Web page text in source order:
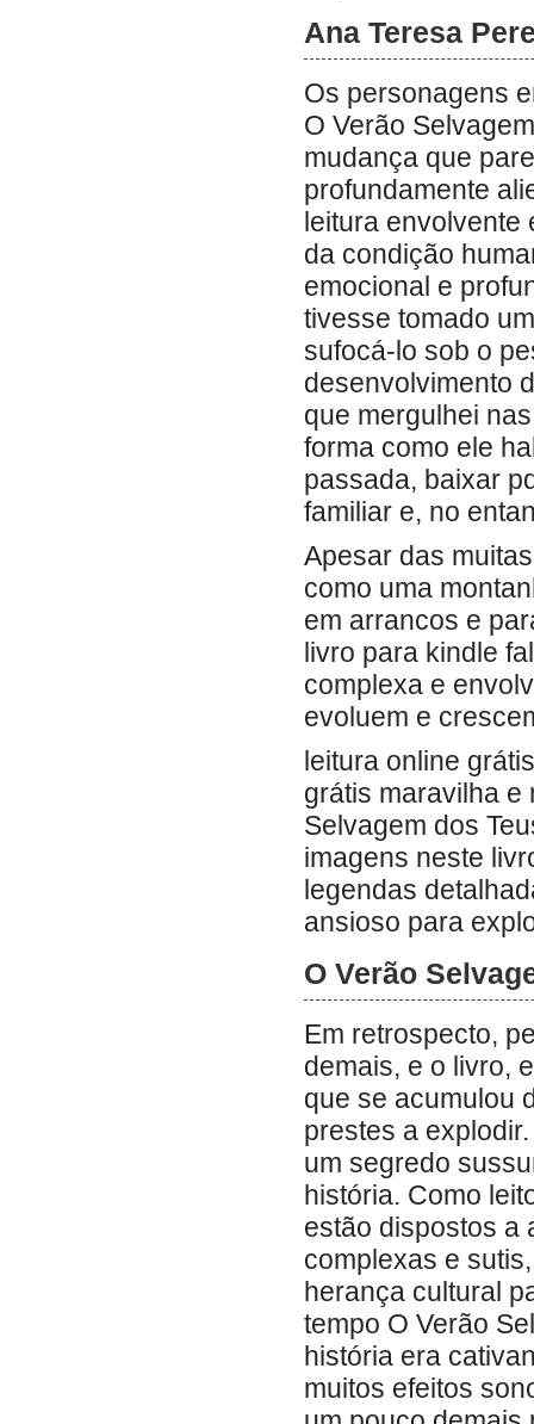
Ana Teresa
Os personagens
O Verão
mudança que
profundamente
leitura envolvente
da condição
emocional e
tivesse tomado
sufocá-lo sob o
desenvolvimento
que mergulhei
forma como ele
passada, baixar
familiar e, no
Apesar das
como uma
em arrancos e
livro para kindle
complexa e
evoluem e
leitura online
grátis maravilha e
Selvagem dos
imagens neste
legendas
ansioso para
O Verão
Em retrospecto,
demais, e o livro,
que se acumulou
prestes a
um segredo
história. Como
estão dispostos a
complexas e
herança cultural
tempo O Verão
história era
muitos efeitos